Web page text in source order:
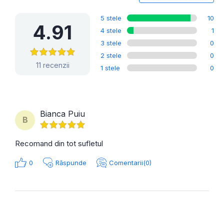
4.91
11 recenzii
5 stele
10
4 stele
1
3 stele
0
2 stele
0
1 stele
0
B
Bianca Puiu
Recomand din tot sufletul
0 Răspunde Comentarii(0)